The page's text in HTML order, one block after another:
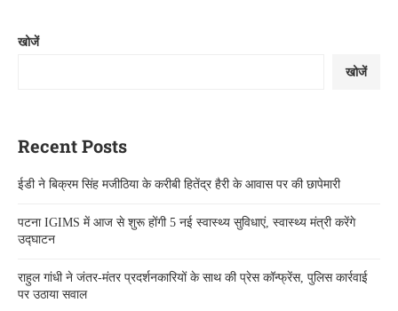
खोजें
खोजें
Recent Posts
ईडी ने बिक्रम सिंह मजीठिया के करीबी हितेंद्र हैरी के आवास पर की छापेमारी
पटना IGIMS में आज से शुरू होंगी 5 नई स्वास्थ्य सुविधाएं, स्वास्थ्य मंत्री करेंगे
उद्घाटन
राहुल गांधी ने जंतर-मंतर प्रदर्शनकारियों के साथ की प्रेस कॉन्फ्रेंस, पुलिस कार्रवाई
पर उठाया सवाल